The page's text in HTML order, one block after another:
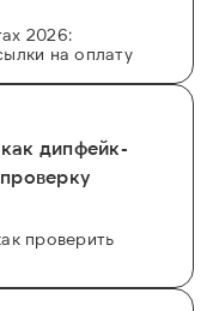
инструменты
и сделок в
2026:
на оплату
дипфейк-
проверить